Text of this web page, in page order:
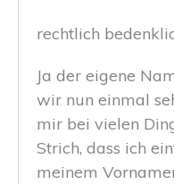
rechtlich
Ja der eigene
wir nun einmal
mir bei vielen
Strich, dass ich
meinem